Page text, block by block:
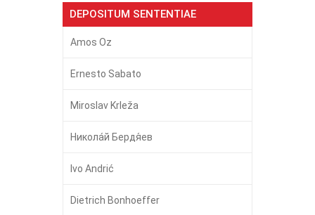
DEPOSITUM SENTENTIAE
Amos Oz
Ernesto Sabato
Miroslav Krleža
Никола́й Бердя́ев
Ivo Andrić
Dietrich Bonhoeffer